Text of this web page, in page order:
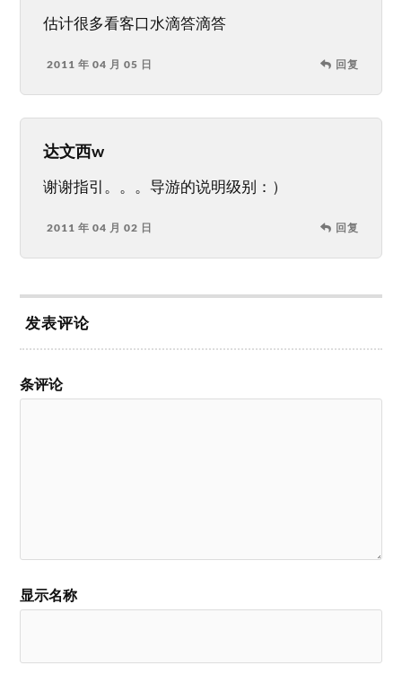
估计很多看客口水滴答滴答
2011 年 04 月 05 日 回复
达文西w
谢谢指引。。。导游的说明级别：）
2011 年 04 月 02 日 回复
发表评论
条评论
显示名称